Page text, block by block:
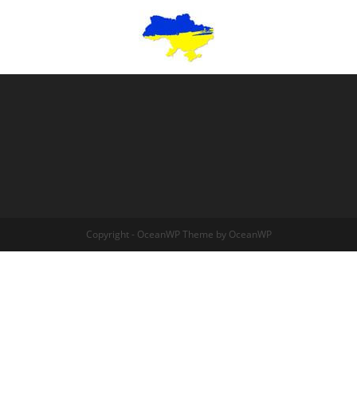
Copyright - OceanWP Theme by OceanWP